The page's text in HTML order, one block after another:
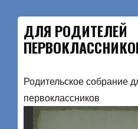
ДЛЯ РОДИТЕЛЕЙ
Родительское собрание
первоклассников